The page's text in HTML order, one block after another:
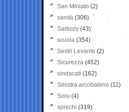
San Miniato (2)
sanità (306)
Sarkozy (43)
scuola (354)
Sestri Levante (2)
Sicurezza (452)
sindacati (162)
Sinistra arcobaleno (11)
Soru (4)
sprechi (319)